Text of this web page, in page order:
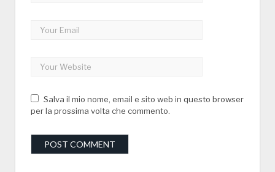
Salva il mio nome, email e sito web in questo browser
per la prossima volta che commento.